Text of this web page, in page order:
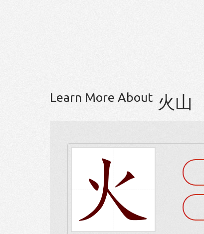
Learn More About 火山